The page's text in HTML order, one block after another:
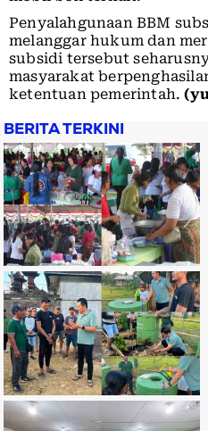
Penyalahgunaan BBM
melanggar hukum dan
subsidi tersebut
masyarakat
ketentuan pemerintah.
BERITA TERKINI